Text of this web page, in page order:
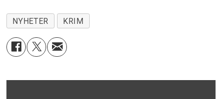
NYHETER KRIM